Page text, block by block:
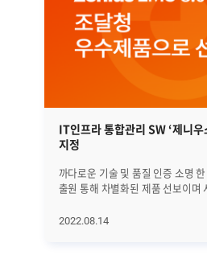
IT인프라 통합관리 SW ‘제니
지정
까다로운 기술 및 품질 인증 소명 한 번에 통
출원 통해 차별화된 제품 선보이며
소프트웨어 ‘제니우스(Zenius)
2022.08.14